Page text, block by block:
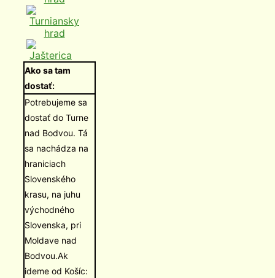
Ako sa tam
dostať:
Potrebujeme sa
dostať do Turne
nad Bodvou. Tá
sa nachádza na
hraniciach
Slovenského
krasu, na juhu
východného
Slovenska, pri
Moldave nad
Bodvou.Ak
ideme od Košíc: